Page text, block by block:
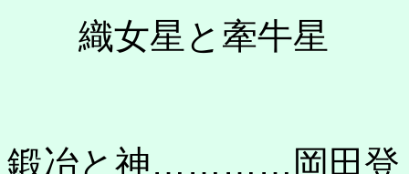
織女星と牽牛星
鍛冶と神…………岡田